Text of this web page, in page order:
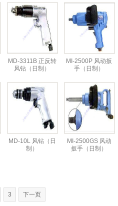
MD-3311B 正反转
风钻（日制）
MI-2500P 风动扳
手（日制）
MD-10L 风钻（日
制）
MI-2500GS 风动
扳手（日制）
3 下一页